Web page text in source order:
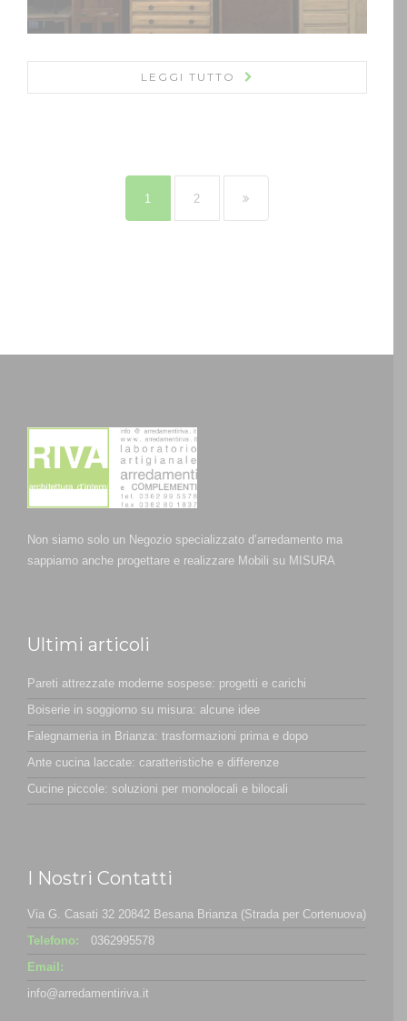
LEGGI TUTTO
1 2
Non siamo solo un Negozio specializzato d’arredamento ma
sappiamo anche progettare e realizzare Mobili su MISURA
Ultimi articoli
Pareti attrezzate moderne sospese: progetti e carichi
Boiserie in soggiorno su misura: alcune idee
Falegnameria in Brianza: trasformazioni prima e dopo
Ante cucina laccate: caratteristiche e differenze
Cucine piccole: soluzioni per monolocali e bilocali
I Nostri Contatti
Via G. Casati 32 20842 Besana Brianza (Strada per Cortenuova)
Telefono:
0362995578
Email:
info@arredamentiriva.it